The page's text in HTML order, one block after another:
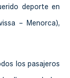
deporte en
– Menorca),
los pasajeros